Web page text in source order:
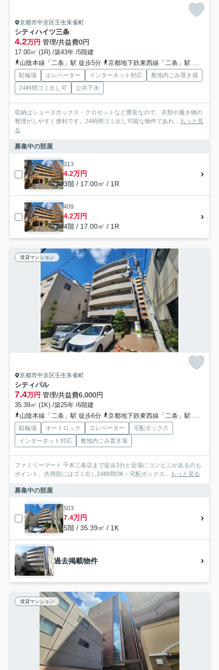
京都市中京区壬生朱雀町
シティハイツ三条
4.2万円 管理/共益費0円
17.00㎡ (1R) /築43年 /5階建
山陰本線「二条」駅 徒歩5分
京都地下鉄東西線「二条」駅 徒歩6分
駐輪場 エレベーター インターネット対応
敷地内ごみ置き場
24時間ゴミ出し可
公共下水
収納はシューズボックス・クロゼットなど豊富なので、衣類や履き物の
整理がしやすく便利です。24時間ゴミ出し可能な物件であれ... もっと見
る
募集中の部屋
313
4.2万円
3階 / 17.00㎡ / 1R
409
4.2万円
4階 / 17.00㎡ / 1R
賃貸マンション
京都市中京区壬生朱雀町
シティパル
7.4万円 管理/共益費6,000円
35.39㎡ (1K) /築25年 /6階建
山陰本線「二条」駅 徒歩6分
京都地下鉄東西線「二条」駅 徒歩7分
駐輪場 オートロック エレベーター
宅配ボックス
インターネット対応
敷地内ごみ置き場
ファミリーマート 千本三条店まで徒歩3分と近場にコンビニがあるのも
ポイント。共用部にはゴミ出し24時間OK・宅配ボックス... もっと見る
募集中の部屋
503
7.4万円
5階 / 35.39㎡ / 1K
過去掲載物件
賃貸マンション